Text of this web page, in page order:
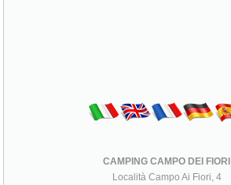
CAMPING CAMPO DEI FIORI
Località Campo Ai Fiori, 4